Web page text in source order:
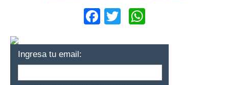
Facebook
Twitter
Ingresa tu email: